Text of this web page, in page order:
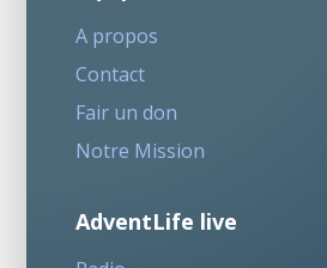
A propos
Contact
Fair un don
Notre Mission
AdventLife live